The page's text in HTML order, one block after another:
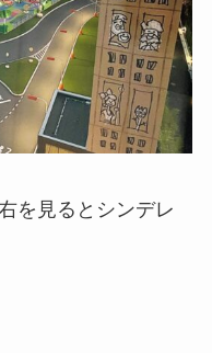
を見るとシンデレ